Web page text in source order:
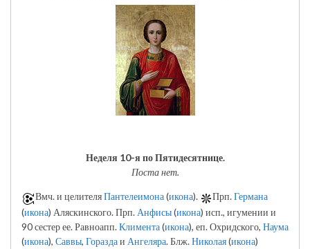
Неделя 10-я по Пятидесятнице.
Поста нет.
Вмч. и целителяПантелеимона(икона). Прп.Германа
(икона) Аляскинского. Прп.Анфисы(икона) исп., игумении и
90 сестер ее. Равноапп.Климента(икона), еп. Охридского, Наума
(икона), Саввы, Гораздаи Ангеляра. Блж.Николая(икона)